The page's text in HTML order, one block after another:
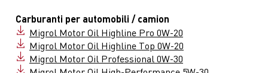
Carburanti per automobili / camion
Migrol Motor Oil Highline Pro 0W-20
Migrol Motor Oil Highline Top 0W-20
Migrol Motor Oil Professional 0W-30